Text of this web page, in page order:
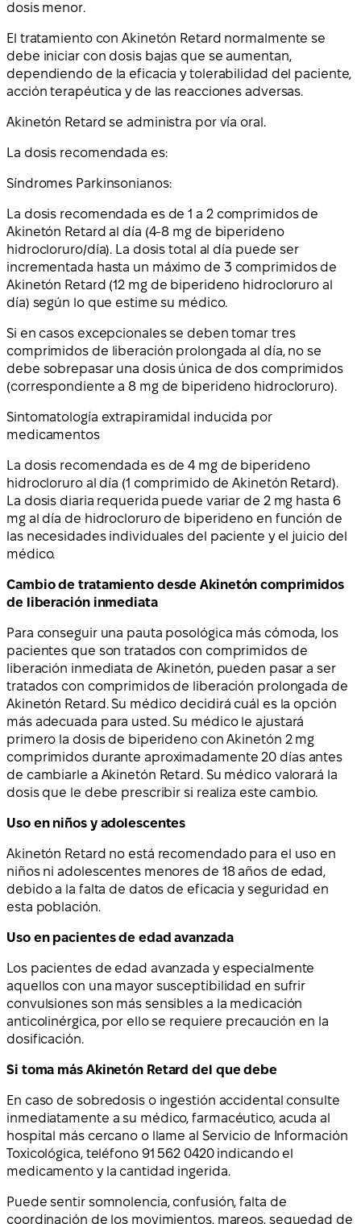
dosis menor.
El tratamiento con Akinetón Retard normalmente se
debe iniciar con dosis bajas que se aumentan,
dependiendo de la eficacia y tolerabilidad del paciente,
acción terapéutica y de las reacciones adversas.
Akinetón Retard se administra por vía oral.
La dosis recomendada es:
Síndromes Parkinsonianos:
La dosis recomendada es de 1 a 2 comprimidos de
Akinetón Retard al día (4-8 mg de biperideno
hidrocloruro/día). La dosis total al día puede ser
incrementada hasta un máximo de 3 comprimidos de
Akinetón Retard (12 mg de biperideno hidrocloruro al
día) según lo que estime su médico.
Si en casos excepcionales se deben tomar tres
comprimidos de liberación prolongada al día, no se
debe sobrepasar una dosis única de dos comprimidos
(correspondiente a 8 mg de biperideno hidrocloruro).
Sintomatología extrapiramidal inducida por
medicamentos
La dosis recomendada es de 4 mg de biperideno
hidrocloruro al día (1 comprimido de Akinetón Retard).
La dosis diaria requerida puede variar de 2 mg hasta 6
mg al día de hidrocloruro de biperideno en función de
las necesidades individuales del paciente y el juicio del
médico.
Cambio de tratamiento desde Akinetón comprimidos
de liberación inmediata
Para conseguir una pauta posológica más cómoda, los
pacientes que son tratados con comprimidos de
liberación inmediata de Akinetón, pueden pasar a ser
tratados con comprimidos de liberación prolongada de
Akinetón Retard. Su médico decidirá cuál es la opción
más adecuada para usted. Su médico le ajustará
primero la dosis de biperideno con Akinetón 2 mg
comprimidos durante aproximadamente 20 días antes
de cambiarle a Akinetón Retard. Su médico valorará la
dosis que le debe prescribir si realiza este cambio.
Uso en niños y adolescentes
Akinetón Retard no está recomendado para el uso en
niños ni adolescentes menores de 18 años de edad,
debido a la falta de datos de eficacia y seguridad en
esta población.
Uso en pacientes de edad avanzada
Los pacientes de edad avanzada y especialmente
aquellos con una mayor susceptibilidad en sufrir
convulsiones son más sensibles a la medicación
anticolinérgica, por ello se requiere precaución en la
dosificación.
Si toma más Akinetón Retard del que debe
En caso de sobredosis o ingestión accidental consulte
inmediatamente a su médico, farmacéutico, acuda al
hospital más cercano o llame al Servicio de Información
Toxicológica, teléfono 91 562 0420 indicando el
medicamento y la cantidad ingerida.
Puede sentir somnolencia, confusión, falta de
coordinación de los movimientos, mareos, sequedad de